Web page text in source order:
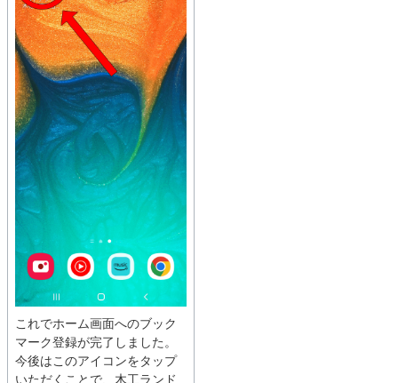
これでホーム画面へのブック
マーク登録が完了しました。
今後はこのアイコンをタップ
いただくことで、木工ランド